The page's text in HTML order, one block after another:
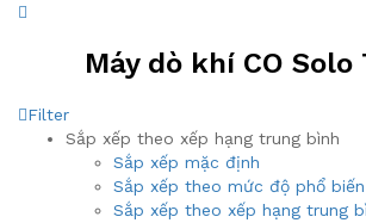
Máy dò khí CO Solo
Filter
Sắp xếp theo xếp hạng trung bình
Sắp xếp mặc định
Sắp xếp theo mức độ phổ biến
Sắp xếp theo xếp hạng trung